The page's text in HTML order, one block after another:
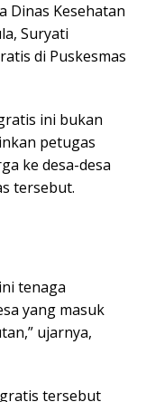
Dinas Kesehatan
Suryati
di Puskesmas
ini bukan
petugas
ke desa-desa
tersebut.
tenaga
yang masuk
ujarnya,
tersebut